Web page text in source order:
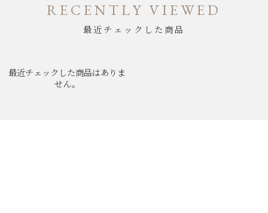
RECENTLY VIEWED
最近チェックした商品
最近チェックした商品はありま
せん。